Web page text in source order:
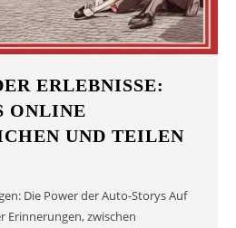
ERLEBNISSE:
ONLINE
UND TEILEN
Die Power der Auto-Storys Auf
Erinnerungen, zwischen